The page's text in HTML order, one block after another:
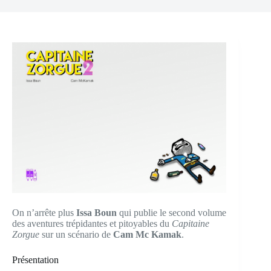
On n’arrête plus Issa Boun qui publie le second volume
des aventures trépidantes et pitoyables du Capitaine
Zorgue sur un scénario de Cam Mc Kamak.
Présentation